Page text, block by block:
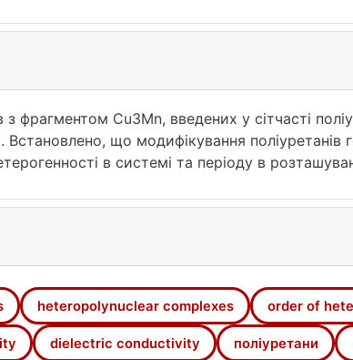
фрагментом Cu3Mn, введених у сітчасті
що модифікування поліуретанів
в системі та періоду в
складової поліуретанів.
heteropolynuclear complexes order of
dielectric conductivity поліуретани